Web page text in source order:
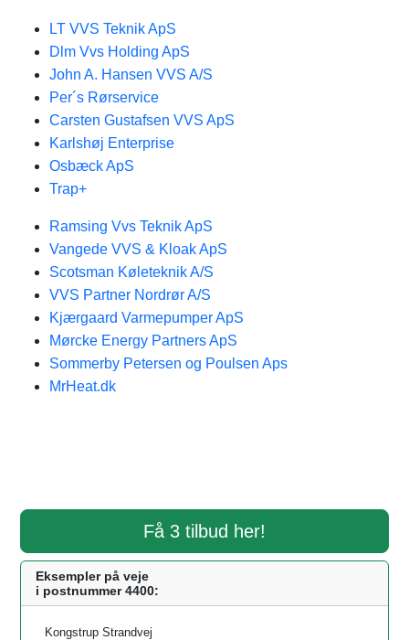
LT VVS Teknik ApS
Dlm Vvs Holding ApS
John A. Hansen VVS A/S
Per´s Rørservice
Carsten Gustafsen VVS ApS
Karlshøj Enterprise
Osbæck ApS
Trap+
Ramsing Vvs Teknik ApS
Vangede VVS & Kloak ApS
Scotsman Køleteknik A/S
VVS Partner Nordrør A/S
Kjærgaard Varmepumper ApS
Mørcke Energy Partners ApS
Sommerby Petersen og Poulsen Aps
MrHeat.dk
Få 3 tilbud her!
Eksempler på veje
i postnummer 4400:
Kongstrup Strandvej